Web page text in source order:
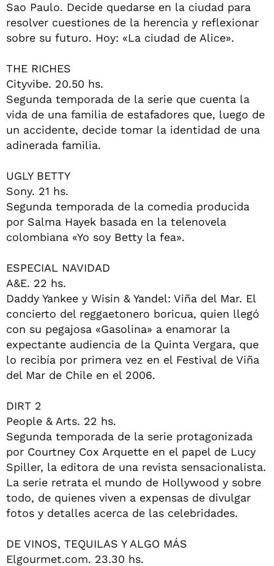
Sao Paulo. Decide quedarse en la ciudad para
resolver cuestiones de la herencia y reflexionar
sobre su futuro. Hoy: «La ciudad de Alice».
THE RICHES
Cityvibe. 20.50 hs.
Segunda temporada de la serie que cuenta la
vida de una familia de estafadores que, luego de
un accidente, decide tomar la identidad de una
adinerada familia.
UGLY BETTY
Sony. 21 hs.
Segunda temporada de la comedia producida
por Salma Hayek basada en la telenovela
colombiana «Yo soy Betty la fea».
ESPECIAL NAVIDAD
A&E. 22 hs.
Daddy Yankee y Wisin & Yandel: Viña del Mar. El
concierto del reggaetonero boricua, quien llegó
con su pegajosa «Gasolina» a enamorar la
expectante audiencia de la Quinta Vergara, que
lo recibía por primera vez en el Festival de Viña
del Mar de Chile en el 2006.
DIRT 2
People & Arts. 22 hs.
Segunda temporada de la serie protagonizada
por Courtney Cox Arquette en el papel de Lucy
Spiller, la editora de una revista sensacionalista.
La serie retrata el mundo de Hollywood y sobre
todo, de quienes viven a expensas de divulgar
fotos y detalles acerca de las celebridades.
DE VINOS, TEQUILAS Y ALGO MÁS
Elgourmet.com. 23.30 hs.